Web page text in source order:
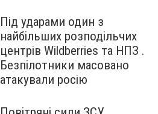
Під ударами один з
найбільших розподільчих
центрів Wildberries та НПЗ .
Безпілотники масовано
атакували росію